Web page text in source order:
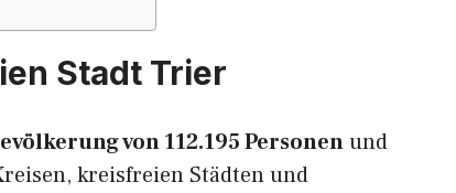
Stadt Trier
von 112.195 Personenund
kreisfreien Städten und